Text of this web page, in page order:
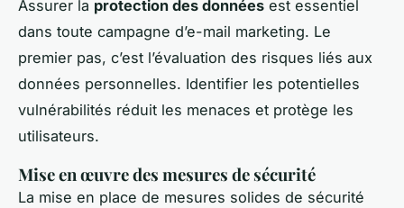
Assurer la protection des données est essentiel
dans toute campagne d’e-mail marketing. Le
premier pas, c’est l’évaluation des risques liés aux
données personnelles. Identifier les potentielles
vulnérabilités réduit les menaces et protège les
utilisateurs.
Mise en œuvre des mesures de sécurité
La mise en place de mesures solides de sécurité